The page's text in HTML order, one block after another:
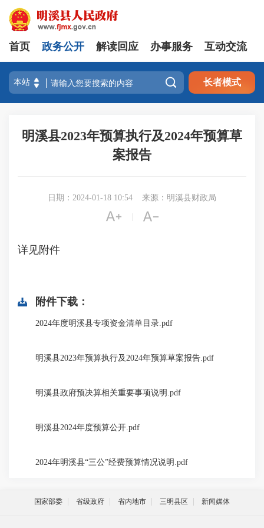
首页 政务公开 解读回应 办事服务 互动交流
 长者模式
明溪县2023年预算执行及2024年预算草
案报告
日期：2024-01-18 10:54 来源：明溪县财政局
 
详见附件
附件下载：
2024年度明溪县专项资金清单目录.pdf
明溪县2023年预算执行及2024年预算草案报告.pdf
明溪县政府预决算相关重要事项说明.pdf
明溪县2024年度预算公开.pdf
2024年明溪县“三公”经费预算情况说明.pdf
国家部委 省级政府 省内地市 三明县区 新闻媒体